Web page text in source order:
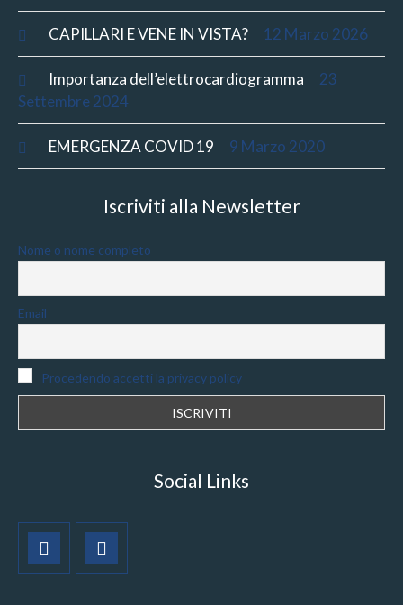
CAPILLARI E VENE IN VISTA? 12 Marzo 2026
Importanza dell’elettrocardiogramma
23
Settembre 2024
EMERGENZA COVID 19 9 Marzo 2020
Iscriviti alla Newsletter
Nome o nome completo
Email
Procedendo accetti la privacy policy
Social Links